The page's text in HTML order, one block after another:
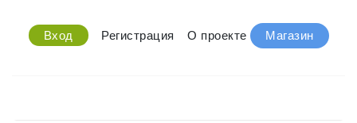
Вход Регистрация О проекте Магазин